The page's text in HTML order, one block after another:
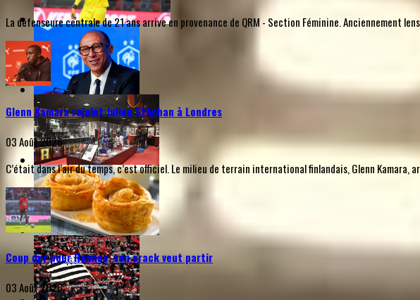
La défenseure centrale de 21 ans arrive en provenance de QRM - Section Féminine. Anciennement
Glenn Kamara rejoint Julien Stéphan à Londres
03 Août 2026
C’était dans l’air du temps, c’est officiel. Le milieu de terrain international finlandais, Glenn
Coup dur pour Rennes, son crack veut partir
03 Août 2026